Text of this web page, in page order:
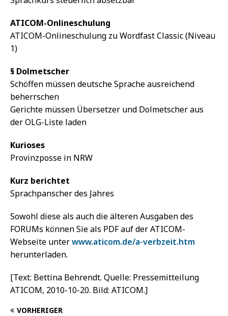
ATICOM-Onlineschulung
ATICOM-Onlineschulung zu Wordfast Classic (Niveau
1)
§ Dolmetscher
Schöffen müssen deutsche Sprache ausreichend
beherrschen
Gerichte müssen Übersetzer und Dolmetscher aus
der OLG-Liste laden
Kurioses
Provinzposse in NRW
Kurz berichtet
Sprachpanscher des Jahres
Sowohl diese als auch die älteren Ausgaben des
FORUMs können Sie als PDF auf der ATICOM-
Webseite unterwww.aticom.de/a-verbzeit.htm
herunterladen.
[Text: Bettina Behrendt. Quelle: Pressemitteilung
ATICOM, 2010-10-20. Bild: ATICOM.]
VORHERIGER